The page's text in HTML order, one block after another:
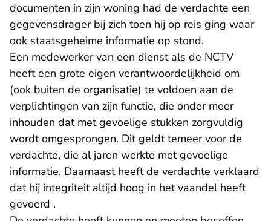
documenten in zijn woning had de verdachte een
gegevensdrager bij zich toen hij op reis ging waar
ook staatsgeheime informatie op stond.
Een medewerker van een dienst als de NCTV
heeft een grote eigen verantwoordelijkheid om
(ook buiten de organisatie) te voldoen aan de
verplichtingen van zijn functie, die onder meer
inhouden dat met gevoelige stukken zorgvuldig
wordt omgesprongen. Dit geldt temeer voor de
verdachte, die al jaren werkte met gevoelige
informatie. Daarnaast heeft de verdachte verklaard
dat hij integriteit altijd hoog in het vaandel heeft
gevoerd .